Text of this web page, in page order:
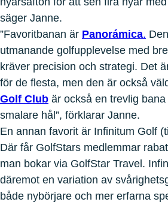
säger Janne.
”Favoritbanan är Panorámica.
utmanande golfupplevelse med
kräver precision och strategi. Det
för de flesta, men den är också
Golf Club är också en trevlig
smalare hål”, förklarar Janne.
En annan favorit är Infinitum Golf
Där får GolfStars medlemmar
man bokar via GolfStar Travel.
däremot en variation av
både nybörjare och mer erfarna